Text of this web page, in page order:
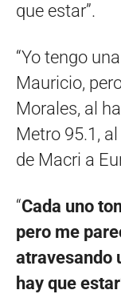
que estar”.
“Yo tengo
Mauricio,
Morales, al
Metro 95.1,
de Macri a
“Cada uno
pero me
atravesando
hay que estar